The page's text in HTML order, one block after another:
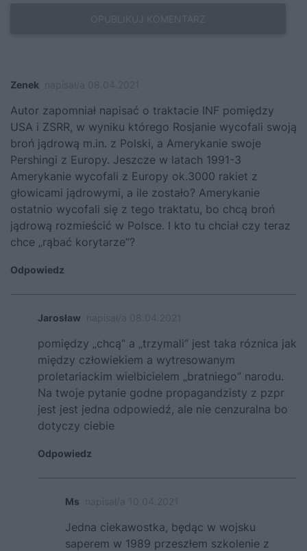
Zenek
Autor zapomniał napisać o traktacie INF pomiędzy
USA i ZSRR, w wyniku którego Rosjanie wycofali swoją
broń jądrową m.in. z Polski, a Amerykanie swoje
Pershingi z Europy. Jeszcze w latach 1991-3
Amerykanie wycofali z Europy ok.3000 rakiet z
głowicami jądrowymi, a ile zostało? Amerykanie
ostatnio wycofali się z tego traktatu, bo chcą broń
jądrową rozmieścić w Polsce. I kto tu chciał czy teraz
chce „rąbać korytarze”?
Odpowiedz
Jarosław
pomiędzy „chcą” a „trzymali” jest taka róznica jak
między człowiekiem a wytresowanym
proletariackim wielbicielem „bratniego” narodu.
Na twoje pytanie godne propagandzisty z pzpr
jest jest jedna odpowiedź, ale nie cenzuralna bo
dotyczy ciebie
Odpowiedz
Ms
Jedna ciekawostka, będąc w wojsku
saperem w 1989 przeszłem szkolenie z